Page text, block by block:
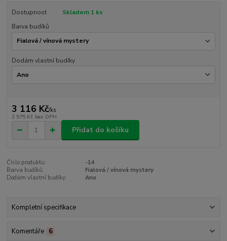
Dostupnost
Skladem 1 ks
Barva budíků
Dodám vlastní budíky
3 116 Kč/ks
2 575 Kč bez DPH
Přidat do košíku
Číslo produktu:
-14
Barva budíků:
Fialová / vínová mystery
Dodám vlastní budíky:
Ano
Kompletní specifikace
Komentáře 6